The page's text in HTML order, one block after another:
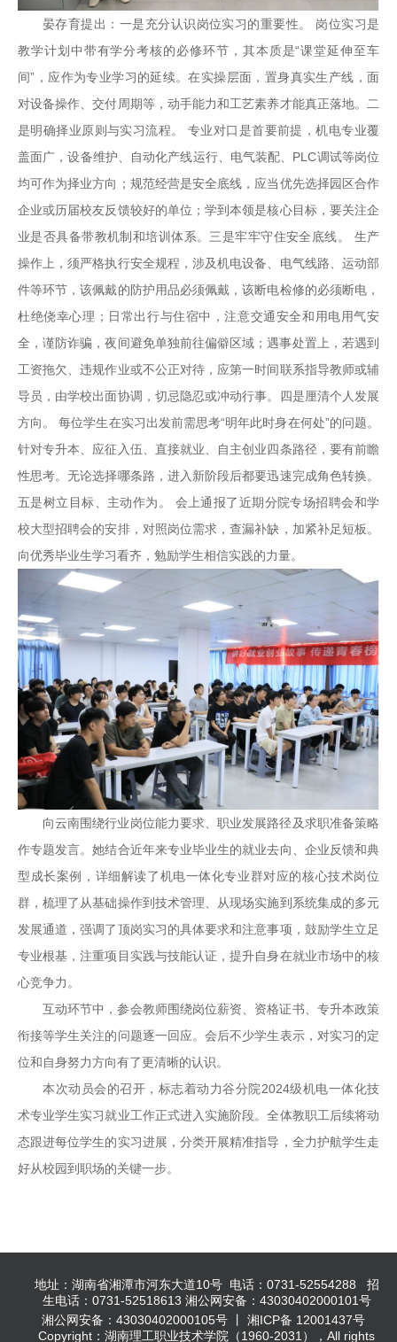
晏存育提出：一是充分认识岗位实习的重要性。 岗位实习是
教学计划中带有学分考核的必修环节，其本质是“课堂延伸至车
间”，应作为专业学习的延续。在实操层面，置身真实生产线，面
对设备操作、交付周期等，动手能力和工艺素养才能真正落地。二
是明确择业原则与实习流程。 专业对口是首要前提，机电专业覆
盖面广，设备维护、自动化产线运行、电气装配、PLC调试等岗位
均可作为择业方向；规范经营是安全底线，应当优先选择园区合作
企业或历届校友反馈较好的单位；学到本领是核心目标，要关注企
业是否具备带教机制和培训体系。三是牢牢守住安全底线。 生产
操作上，须严格执行安全规程，涉及机电设备、电气线路、运动部
件等环节，该佩戴的防护用品必须佩戴，该断电检修的必须断电，
杜绝侥幸心理；日常出行与住宿中，注意交通安全和用电用气安
全，谨防诈骗，夜间避免单独前往偏僻区域；遇事处置上，若遇到
工资拖欠、违规作业或不公正对待，应第一时间联系指导教师或辅
导员，由学校出面协调，切忌隐忍或冲动行事。四是厘清个人发展
方向。 每位学生在实习出发前需思考“明年此时身在何处”的问题。
针对专升本、应征入伍、直接就业、自主创业四条路径，要有前瞻
性思考。无论选择哪条路，进入新阶段后都要迅速完成角色转换。
五是树立目标、主动作为。 会上通报了近期分院专场招聘会和学
校大型招聘会的安排，对照岗位需求，查漏补缺，加紧补足短板。
向优秀毕业生学习看齐，勉励学生相信实践的力量。
向云南围绕行业岗位能力要求、职业发展路径及求职准备策略
作专题发言。她结合近年来专业毕业生的就业去向、企业反馈和典
型成长案例，详细解读了机电一体化专业群对应的核心技术岗位
群，梳理了从基础操作到技术管理、从现场实施到系统集成的多元
发展通道，强调了顶岗实习的具体要求和注意事项，鼓励学生立足
专业根基，注重项目实践与技能认证，提升自身在就业市场中的核
心竞争力。
互动环节中，参会教师围绕岗位薪资、资格证书、专升本政策
衔接等学生关注的问题逐一回应。会后不少学生表示，对实习的定
位和自身努力方向有了更清晰的认识。
本次动员会的召开，标志着动力谷分院2024级机电一体化技
术专业学生实习就业工作正式进入实施阶段。全体教职工后续将动
态跟进每位学生的实习进展，分类开展精准指导，全力护航学生走
好从校园到职场的关键一步。
地址：湖南省湘潭市河东大道10号 电话：0731-52554288 招
生电话：0731-52518613 湘公网安备：43030402000101号
湘公网安备：43030402000105号 丨 湘ICP备 12001437号
Copyright：湖南理工职业技术学院（1960-2031），All rights